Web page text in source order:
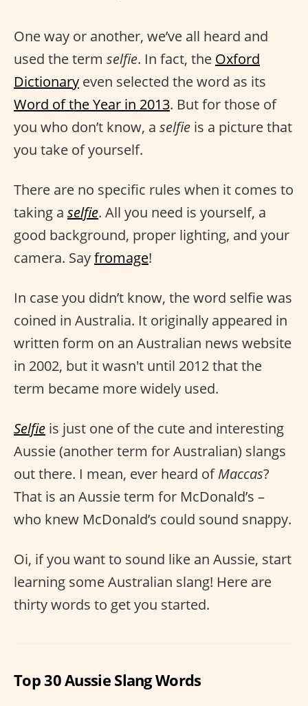
One way or another, we’ve all heard and
used the term selfie. In fact, the Oxford
Dictionary even selected the word as its
Word of the Year in 2013. But for those of
you who don’t know, a selfie is a picture that
you take of yourself.
There are no specific rules when it comes to
taking a selfie. All you need is yourself, a
good background, proper lighting, and your
camera. Sayfromage!
In case you didn’t know, the word selfie was
coined in Australia. It originally appeared in
written form on an Australian news website
in 2002, but it wasn't until 2012 that the
term became more widely used.
Selfie is just one of the cute and interesting
Aussie (another term for Australian) slangs
out there. I mean, ever heard ofMaccas?
That is an Aussie term for McDonald’s –
who knew McDonald’s could sound snappy.
Oi, if you want to sound like an Aussie, start
learning some Australian slang! Here are
thirty words to get you started.
Top 30 Aussie Slang Words